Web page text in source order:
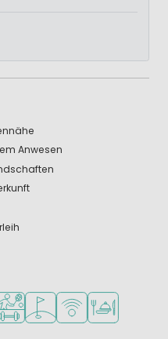
Anwesen
für kleine Kinder
Sportmöglichkeiten
Golfplatz in der Nähe
WLAN verfügbar
Restaurant